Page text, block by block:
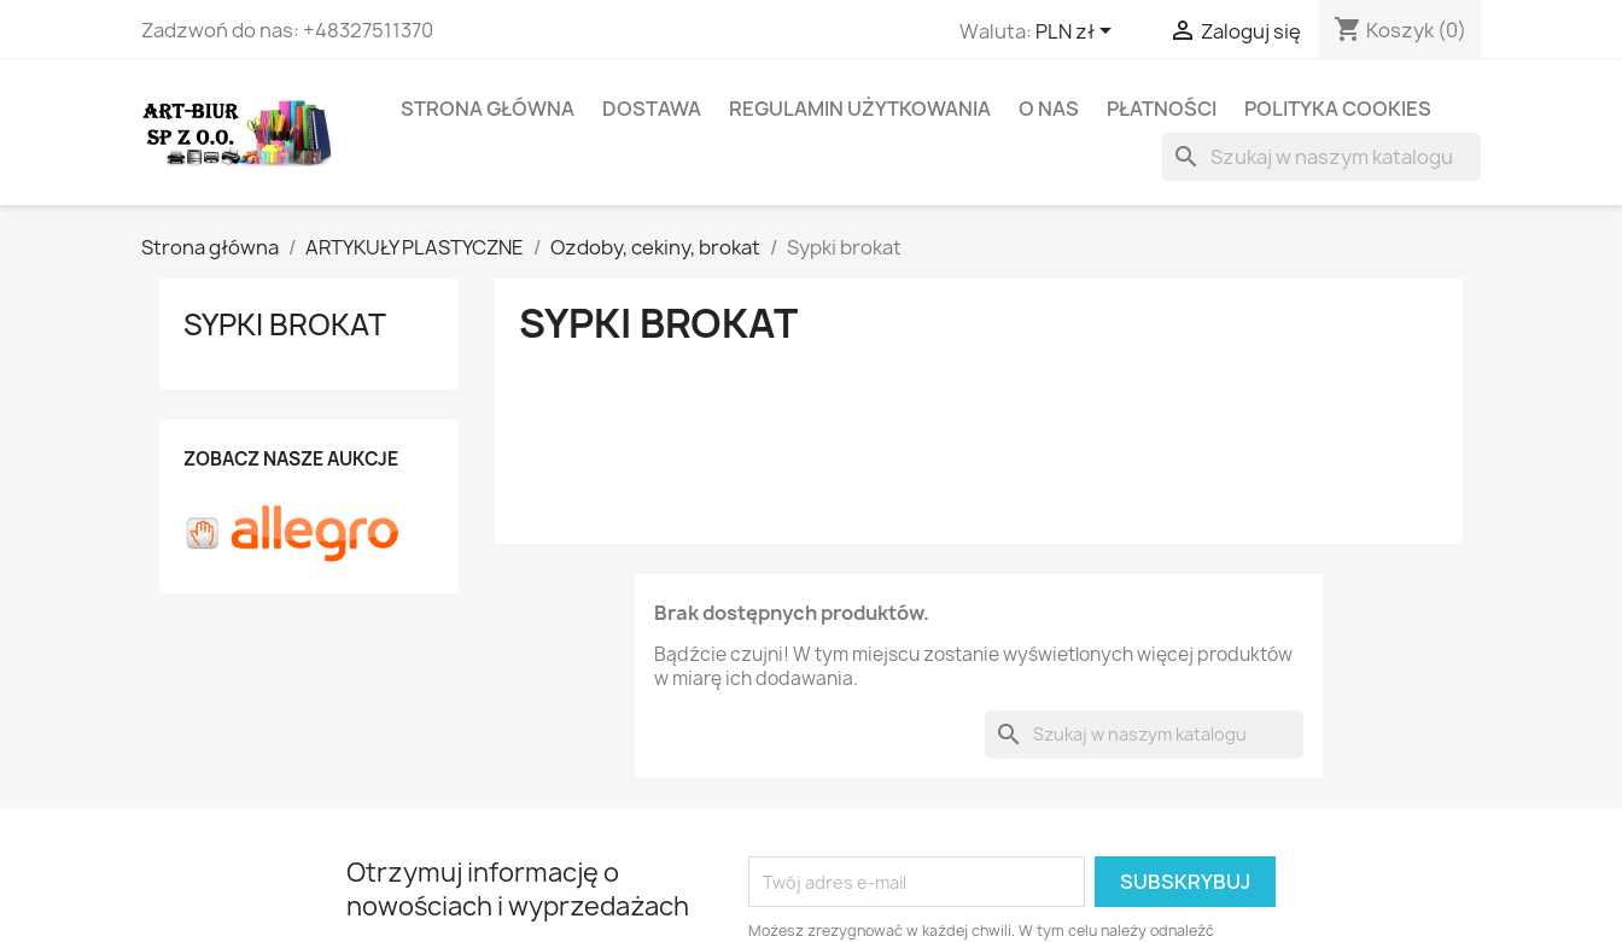
Zadzwoń do nas: +48327511370 Waluta: PLN zł  Zaloguj się shopping_cart Koszyk (0)
STRONA GŁÓWNA DOSTAWA REGULAMIN UŻYTKOWANIA O NAS PŁATNOŚCI POLITYKA COOKIES
search
Strona główna ARTYKUŁY PLASTYCZNE Ozdoby, cekiny, brokat Sypki brokat
SYPKI BROKAT
ZOBACZ NASZE AUKCJE
SYPKI BROKAT
Brak dostępnych produktów.
Bądźcie czujni! W tym miejscu zostanie wyświetlonych więcej produktów
w miarę ich dodawania.
search
Otrzymuj informację o
nowościach i wyprzedażach
Możesz zrezygnować w każdej chwili. W tym celu należy odnaleźć